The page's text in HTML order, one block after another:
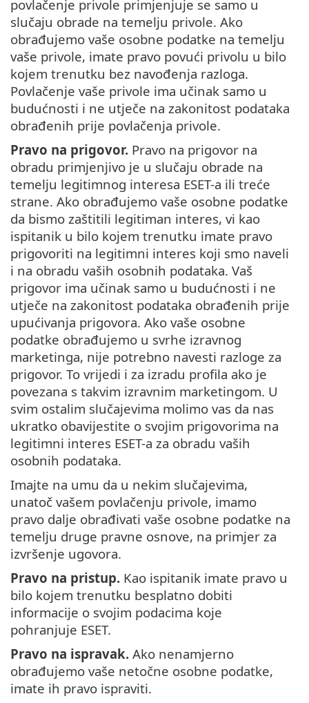
povlačenje privole primjenjuje se samo u
slučaju obrade na temelju privole. Ako
obrađujemo vaše osobne podatke na temelju
vaše privole, imate pravo povući privolu u bilo
kojem trenutku bez navođenja razloga.
Povlačenje vaše privole ima učinak samo u
budućnosti i ne utječe na zakonitost podataka
obrađenih prije povlačenja privole.
Pravo na prigovor. Pravo na prigovor na
obradu primjenjivo je u slučaju obrade na
temelju legitimnog interesa ESET-a ili treće
strane. Ako obrađujemo vaše osobne podatke
da bismo zaštitili legitiman interes, vi kao
ispitanik u bilo kojem trenutku imate pravo
prigovoriti na legitimni interes koji smo naveli
i na obradu vaših osobnih podataka. Vaš
prigovor ima učinak samo u budućnosti i ne
utječe na zakonitost podataka obrađenih prije
upućivanja prigovora. Ako vaše osobne
podatke obrađujemo u svrhe izravnog
marketinga, nije potrebno navesti razloge za
prigovor. To vrijedi i za izradu profila ako je
povezana s takvim izravnim marketingom. U
svim ostalim slučajevima molimo vas da nas
ukratko obavijestite o svojim prigovorima na
legitimni interes ESET-a za obradu vaših
osobnih podataka.
Imajte na umu da u nekim slučajevima,
unatoč vašem povlačenju privole, imamo
pravo dalje obrađivati vaše osobne podatke na
temelju druge pravne osnove, na primjer za
izvršenje ugovora.
Pravo na pristup. Kao ispitanik imate pravo u
bilo kojem trenutku besplatno dobiti
informacije o svojim podacima koje
pohranjuje ESET.
Pravo na ispravak. Ako nenamjerno
obrađujemo vaše netočne osobne podatke,
imate ih pravo ispraviti.